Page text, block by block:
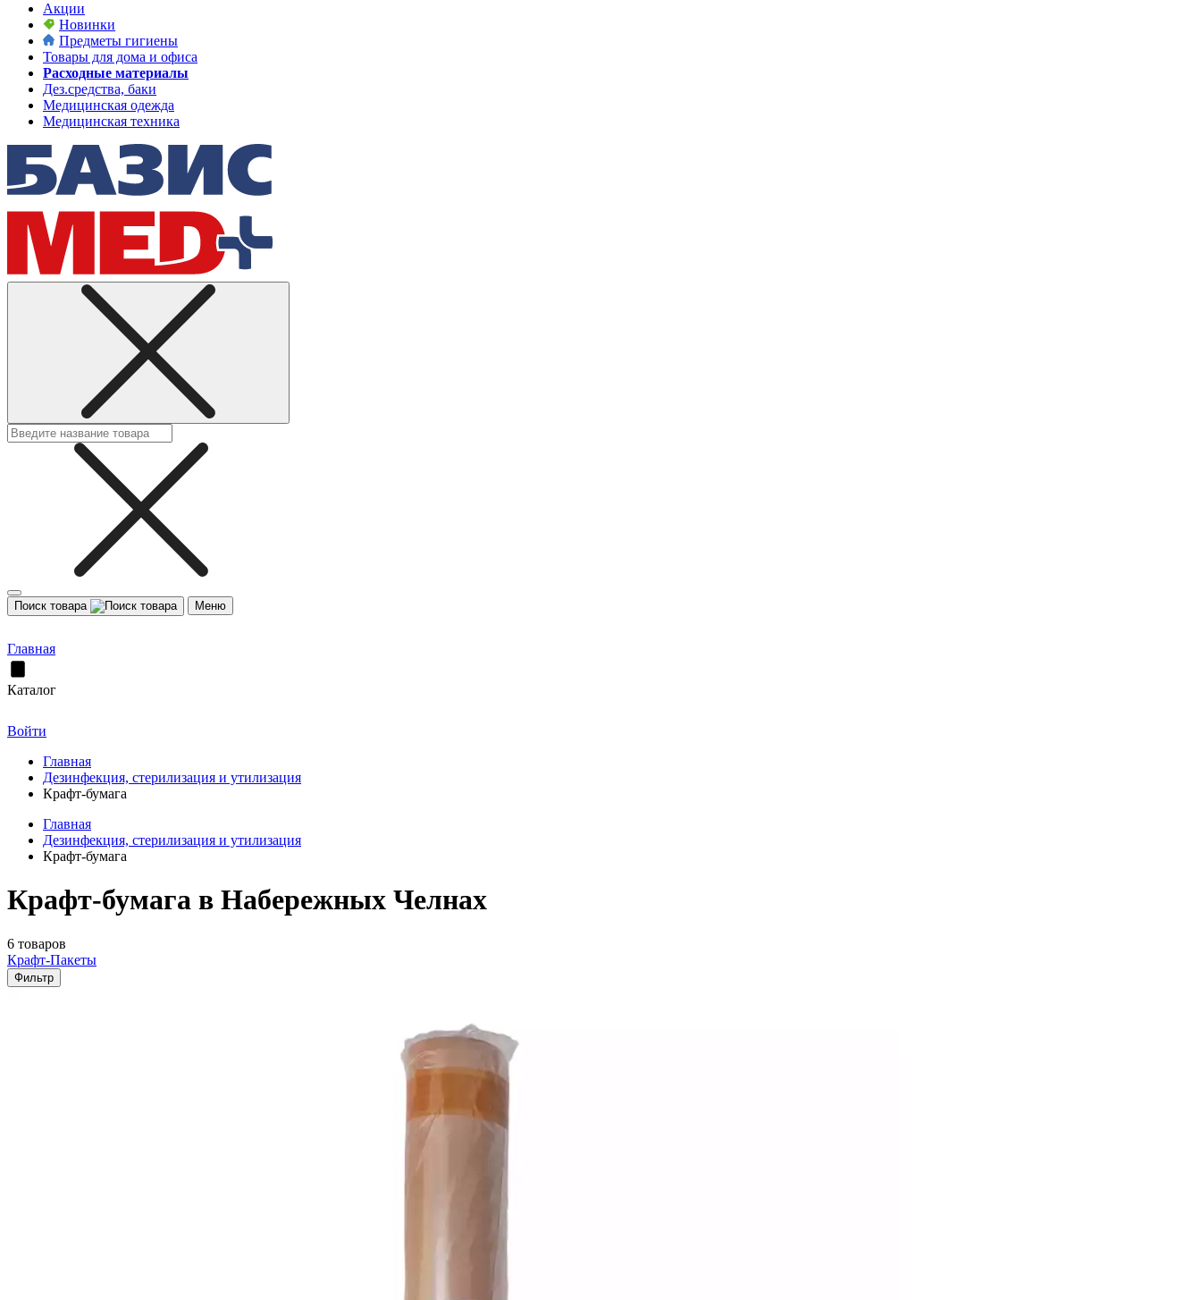
Акции
Новинки
Предметы гигиены
Товары для дома и офиса
Расходные материалы
Дез.средства, баки
Медицинская одежда
Медицинская техника
Поиск товара Меню
Главная
Каталог
Войти
Главная
Дезинфекция, стерилизация и утилизация
Крафт-бумага
Главная
Дезинфекция, стерилизация и утилизация
Крафт-бумага
Крафт-бумага в Набережных Челнах
6 товаров
Крафт-Пакеты
Фильтр